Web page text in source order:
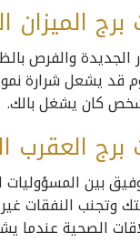
الميزان
الجديدة والفرص
قد يشعل شرارة
كان يشغل بالك.
العقرب
بين المسؤوليات
وتجنب النفقات
الصحية عندما